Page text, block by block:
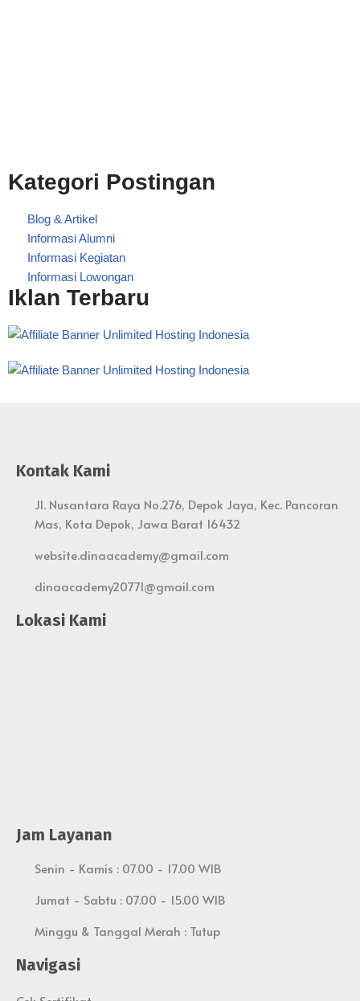
Kategori Postingan
Blog & Artikel
Informasi Alumni
Informasi Kegiatan
Informasi Lowongan
Iklan Terbaru
Kontak Kami
Jl. Nusantara Raya No.276, Depok Jaya, Kec. Pancoran
Mas, Kota Depok, Jawa Barat 16432
website.dinaacademy@gmail.com
dinaacademy20771@gmail.com
Lokasi Kami
Jam Layanan
Senin - Kamis : 07.00 - 17.00 WIB
Jumat - Sabtu : 07.00 - 15.00 WIB
Minggu & Tanggal Merah : Tutup
Navigasi